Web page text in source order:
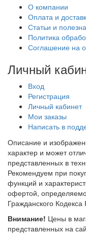
О компании
Оплата и
Статьи и
Политика
Соглашение на
Личный
Вход
Регистрация
Личный кабинет
Мои заказы
Написать в
Описание и
характер и может
представленных в
Рекомендуем при
функций и
офертой,
Гражданского
Внимание! Цены в
представленных на